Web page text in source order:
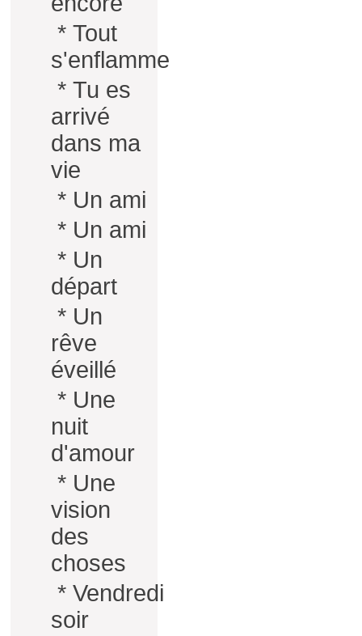
* Tout
s'enflamme
* Tu es
arrivé
dans ma
vie
* Un ami
* Un ami
* Un
départ
* Un
rêve
éveillé
* Une
nuit
d'amour
* Une
vision
des
choses
* Vendredi
soir